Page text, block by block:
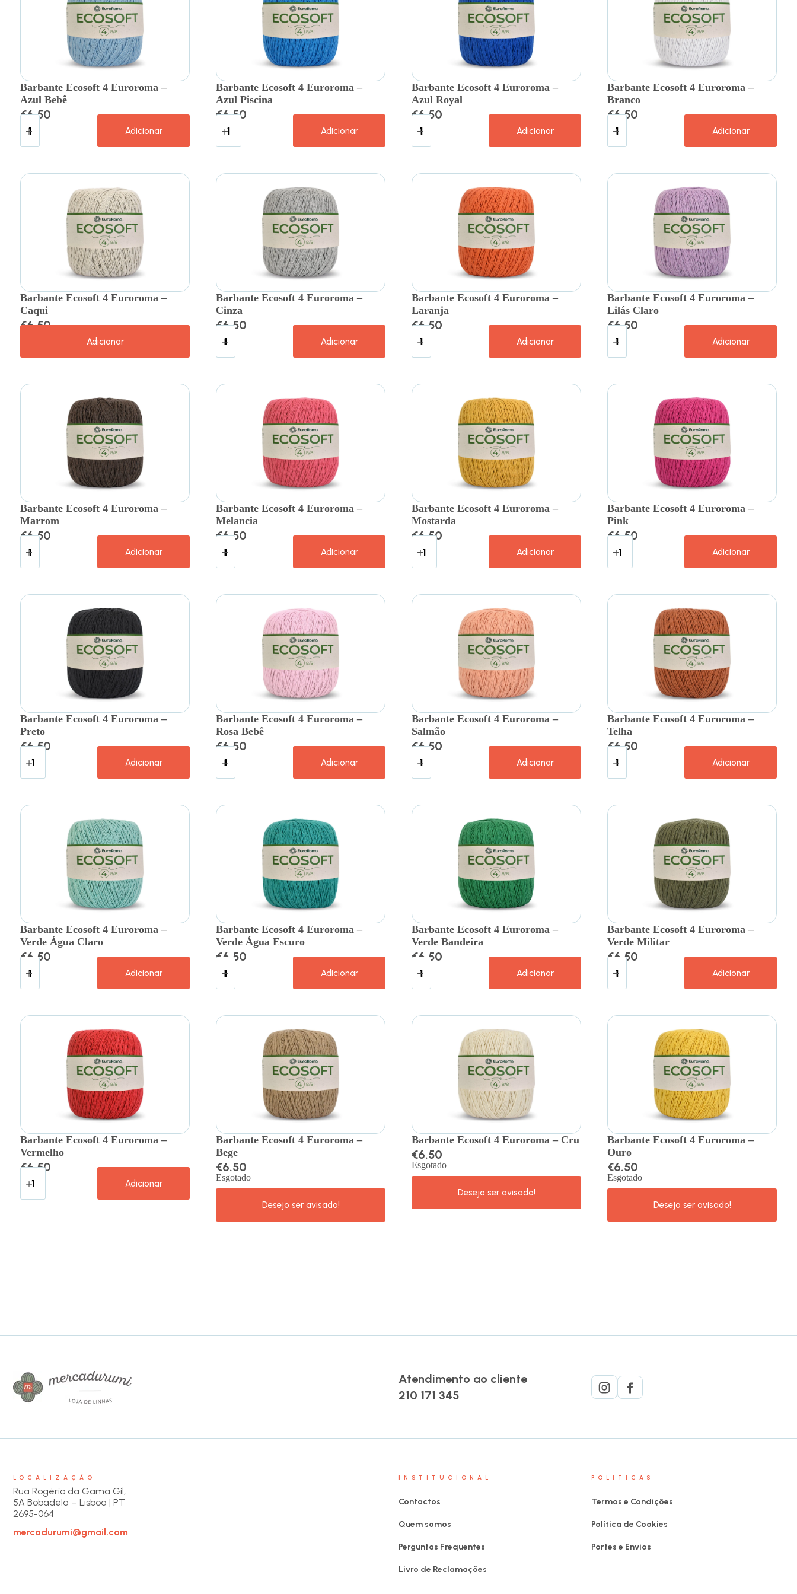
Barbante Ecosoft 4 Euroroma –
Azul Bebê
€6.50
Adicionar
Barbante Ecosoft 4 Euroroma –
Azul Piscina
€6.50
Adicionar
Barbante Ecosoft 4 Euroroma –
Azul Royal
€6.50
Adicionar
Barbante Ecosoft 4 Euroroma –
Branco
€6.50
Adicionar
Barbante Ecosoft 4 Euroroma –
Caqui
€6.50
Adicionar
Barbante Ecosoft 4 Euroroma –
Cinza
€6.50
Adicionar
Barbante Ecosoft 4 Euroroma –
Laranja
€6.50
Adicionar
Barbante Ecosoft 4 Euroroma –
Lilás Claro
€6.50
Adicionar
Barbante Ecosoft 4 Euroroma –
Marrom
€6.50
Adicionar
Barbante Ecosoft 4 Euroroma –
Melancia
€6.50
Adicionar
Barbante Ecosoft 4 Euroroma –
Mostarda
€6.50
Adicionar
Barbante Ecosoft 4 Euroroma –
Pink
€6.50
Adicionar
Barbante Ecosoft 4 Euroroma –
Preto
€6.50
Adicionar
Barbante Ecosoft 4 Euroroma –
Rosa Bebê
€6.50
Adicionar
Barbante Ecosoft 4 Euroroma –
Salmão
€6.50
Adicionar
Barbante Ecosoft 4 Euroroma –
Telha
€6.50
Adicionar
Barbante Ecosoft 4 Euroroma –
Verde Água Claro
€6.50
Adicionar
Barbante Ecosoft 4 Euroroma –
Verde Água Escuro
€6.50
Adicionar
Barbante Ecosoft 4 Euroroma –
Verde Bandeira
€6.50
Adicionar
Barbante Ecosoft 4 Euroroma –
Verde Militar
€6.50
Adicionar
Barbante Ecosoft 4 Euroroma –
Vermelho
€6.50
Adicionar
Barbante Ecosoft 4 Euroroma –
Bege
€6.50
Esgotado
Barbante Ecosoft 4 Euroroma – Cru
€6.50
Esgotado
Barbante Ecosoft 4 Euroroma –
Ouro
€6.50
Esgotado
Atendimento ao cliente
210 171 345
LOCALIZAÇÃO
Rua Rogério da Gama Gil,
5A Bobadela – Lisboa | PT
2695-064
mercadurumi@gmail.com
INSTITUCIONAL
Contactos
Quem somos
Perguntas Frequentes
Livro de Reclamações
POLITICAS
Termos e Condições
Política de Cookies
Portes e Envios